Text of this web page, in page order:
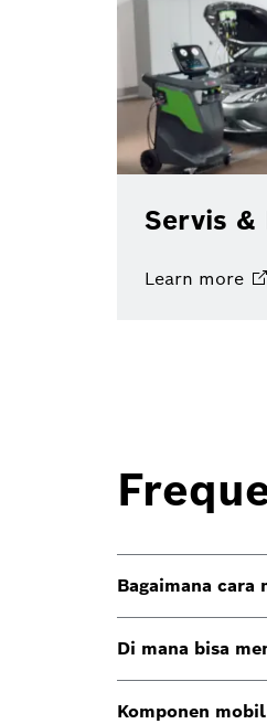
Servis &
Learn more
Bagaimana
Di mana bisa
Komponen